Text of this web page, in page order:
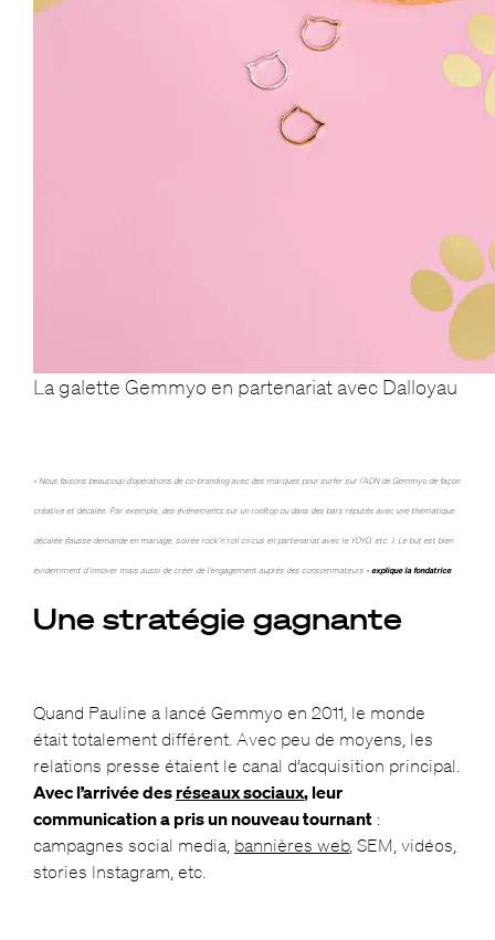
La galette Gemmyo en partenariat avec Dalloyau
« Nous faisons beaucoup d’opérations de co-branding avec des marques pour surfer sur l’ADN de Gemmyo de façon
créative et décalée. Par exemple, des événements sur un rooftop ou dans des bars réputés avec une thématique
décalée (fausse demande en mariage, soirée rock’n’roll circus en partenariat avec le YOYO, etc. ). Le but est bien
évidemment d’innover mais aussi de créer de l’engagement auprès des consommateurs » explique la fondatrice.
Une stratégie gagnante
Quand Pauline a lancé Gemmyo en 2011, le monde
était totalement différent. Avec peu de moyens, les
relations presse étaient le canal d’acquisition principal.
Avec l’arrivée des réseaux sociaux, leur
communication a pris un nouveau tournant:
campagnes social media, bannières web, SEM, vidéos,
stories Instagram, etc.